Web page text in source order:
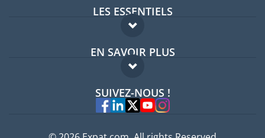
LES ESSENTIELS
Forum expatriés
Guides pays
EN SAVOIR PLUS
FAQ
Experts
SUIVEZ-NOUS !